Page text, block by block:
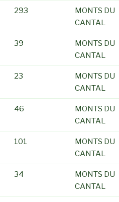
293
MONTS DU
CANTAL
39
MONTS DU
CANTAL
23
MONTS DU
CANTAL
46
MONTS DU
CANTAL
101
MONTS DU
CANTAL
34
MONTS DU
CANTAL